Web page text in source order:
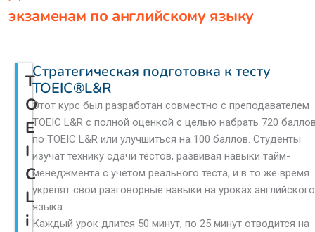
экзаменам по английскому языку
T
O
E
I
C
L
i
Стратегическая подготовка к тесту
TOEIC®L&R
Этот курс был разработан совместно с преподавателем
TOEIC L&R с полной оценкой с целью набрать 720
по TOEIC L&R или улучшиться на 100 баллов. Студенты
изучат технику сдачи тестов, развивая навыки тайм-
менеджмента с учетом реального теста, и в то же время
укрепят свои разговорные навыки на уроках английского
языка.
Каждый урок длится 50 минут, по 25 минут отводится на